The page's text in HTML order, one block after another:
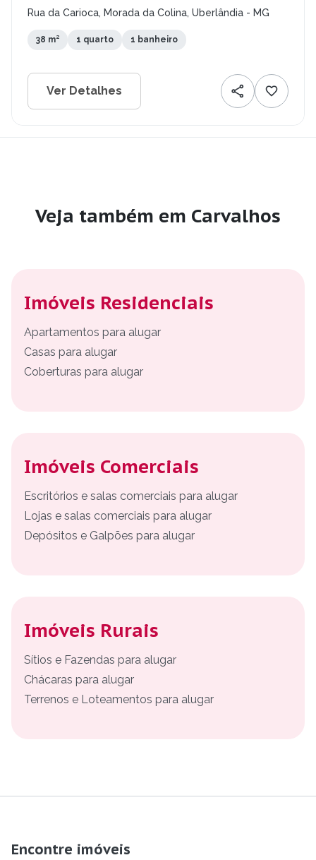
Rua da Carioca, Morada da Colina, Uberlândia - MG
38 m² 1 quarto 1 banheiro
Ver Detalhes
Veja também em Carvalhos
Imóveis Residenciais
Apartamentos para alugar
Casas para alugar
Coberturas para alugar
Imóveis Comerciais
Escritórios e salas comerciais para alugar
Lojas e salas comerciais para alugar
Depósitos e Galpões para alugar
Imóveis Rurais
Sítios e Fazendas para alugar
Chácaras para alugar
Terrenos e Loteamentos para alugar
Encontre imóveis